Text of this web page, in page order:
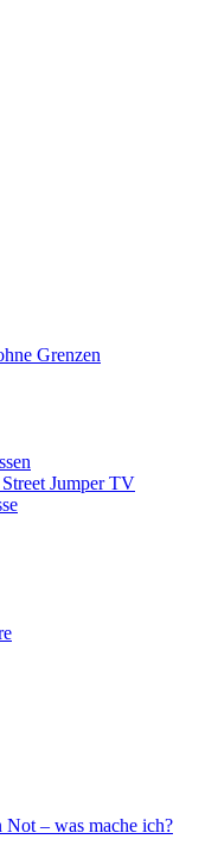
Grenzen
Jumper TV
Not – was mache ich?